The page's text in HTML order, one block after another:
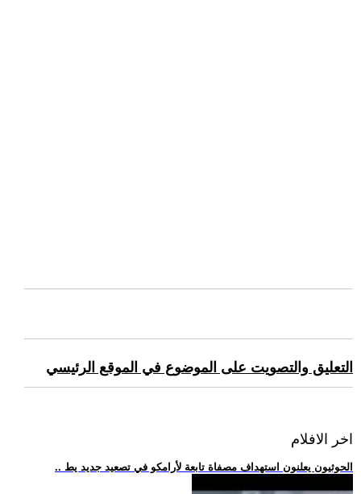
التعليق والتصويت على الموضوع في الموقع الرئيسي
اخر الافلام
.. الحوثيون يعلنون استهداف مصفاة تابعة لأرامكو في تصعيد جديد يط